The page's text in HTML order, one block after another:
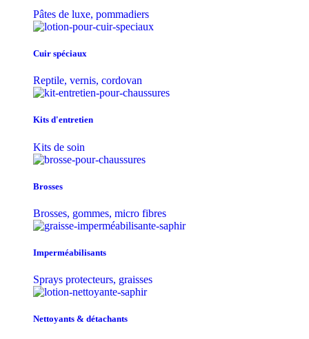
Pâtes de luxe, pommadiers
Cuir spéciaux
Reptile, vernis, cordovan
Kits d'entretien
Kits de soin
Brosses
Brosses, gommes, micro fibres
Imperméabilisants
Sprays protecteurs, graisses
Nettoyants & détachants